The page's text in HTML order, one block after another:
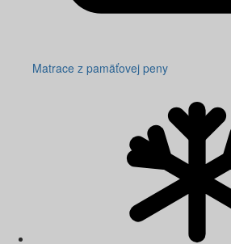
Matrace z pamäťovej peny